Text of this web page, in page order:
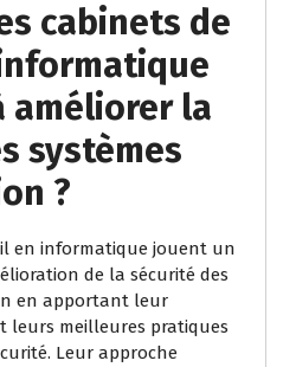
cabinets de
améliorer la
systèmes
?
en informatique jouent un
de la sécurité des
en apportant leur
leurs meilleures pratiques
Leur approche